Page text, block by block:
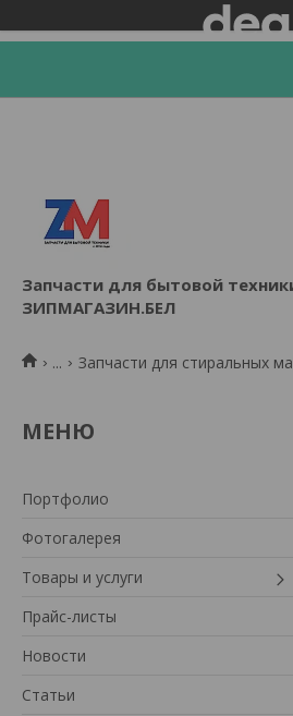
Запчасти для бытовой
ЗИПМАГАЗИН.БЕЛ
... Запчасти для стиральных
Портфолио
Фотогалерея
Товары и услуги
Прайс-листы
Новости
Статьи